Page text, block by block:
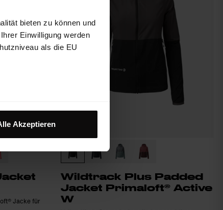
bieten zu können und
Einwilligung werden
als die EU
Akzeptieren
Jacke für
Wildtrack Plus Padded
Jacket Primaloft® Active
W